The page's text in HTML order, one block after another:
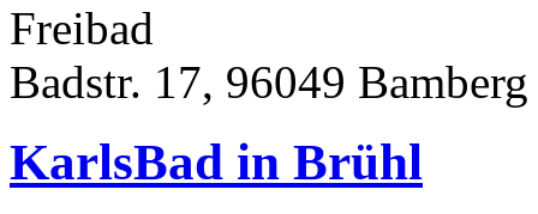
Freibad
Badstr. 17, 96049 Bamberg
KarlsBad in Brühl